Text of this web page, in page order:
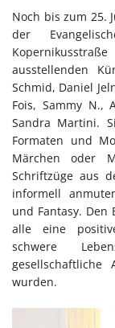
Noch bis zum 25.
der
ausstellenden
Schmid, Daniel
Fois, Sammy N.,
Sandra Martini.
Formaten und
Märchen oder
Schriftzüge aus
informell
und Fantasy.
alle eine
schwere
gesellschaftliche
wurden.